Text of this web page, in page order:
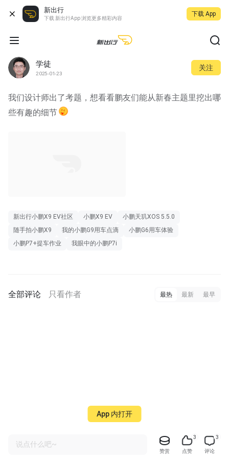
新出行
下载 新出行App 浏览更多精彩内容
下载 App
学徒
2025-01-23
关注
我们设计师出了考题，想看看鹏友们能从新春主题里挖出哪
些有趣的细节
新出行小鹏X9 EV社区 小鹏X9 EV
小鹏天玑XOS 5.5.0
随手拍小鹏X9
我的小鹏G9用车点滴
小鹏G6用车体验
小鹏P7+提车作业
我眼中的小鹏P7i
全部评论 只看作者 最热 最新 最早
说点什么吧~
赞赏
3
点赞
3
评论
App 内打开